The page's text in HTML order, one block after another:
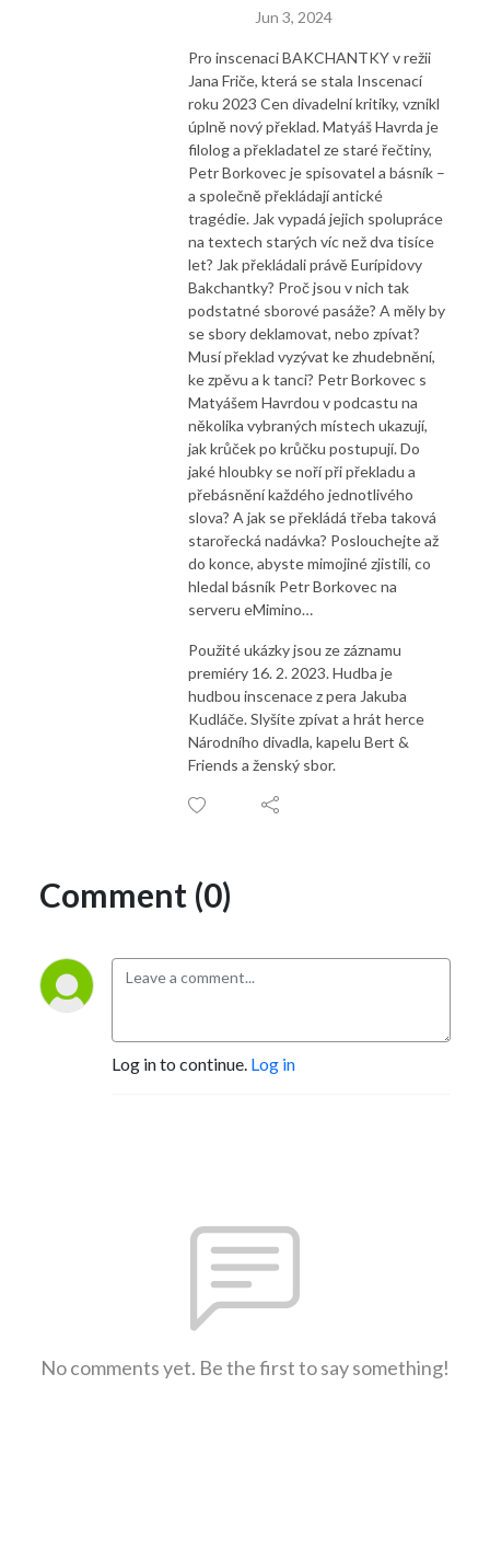
Jun 3, 2024
Pro inscenaci BAKCHANTKY v režii
Jana Friče, která se stala Inscenací
roku 2023 Cen divadelní kritiky, vznikl
úplně nový překlad. Matyáš Havrda je
filolog a překladatel ze staré řečtiny,
Petr Borkovec je spisovatel a básník –
a společně překládají antické
tragédie. Jak vypadá jejich spolupráce
na textech starých víc než dva tisíce
let? Jak překládali právě Eurípidovy
Bakchantky? Proč jsou v nich tak
podstatné sborové pasáže? A měly by
se sbory deklamovat, nebo zpívat?
Musí překlad vyzývat ke zhudebnění,
ke zpěvu a k tanci? Petr Borkovec s
Matyášem Havrdou v podcastu na
několika vybraných místech ukazují,
jak krůček po krůčku postupují. Do
jaké hloubky se noří při překladu a
přebásnění každého jednotlivého
slova? A jak se překládá třeba taková
starořecká nadávka? Poslouchejte až
do konce, abyste mimojiné zjistili, co
hledal básník Petr Borkovec na
serveru eMimino…
Použité ukázky jsou ze záznamu
premiéry 16. 2. 2023. Hudba je
hudbou inscenace z pera Jakuba
Kudláče. Slyšíte zpívat a hrát herce
Národního divadla, kapelu Bert &
Friends a ženský sbor.
Comment (0)
Log in to continue. Log in
No comments yet. Be the first to say something!